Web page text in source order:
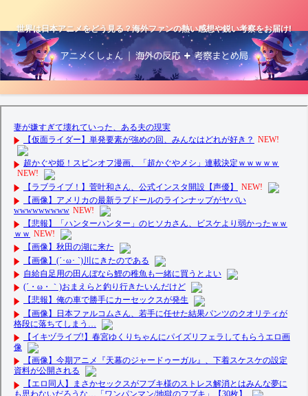
世界は日本アニメをどう見る？海外ファンの熱い感想や鋭い考察をお届け!